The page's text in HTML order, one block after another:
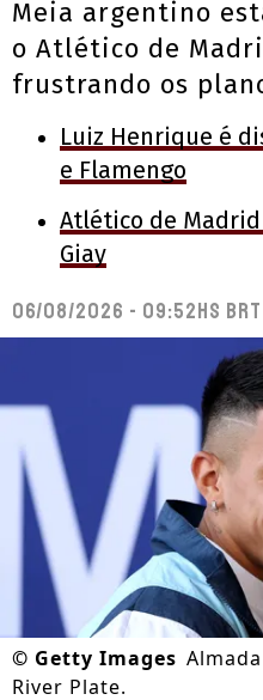
Meia argentino
o Atlético de
frustrando os
Luiz Henrique é
e Flamengo
Atlético de
Giay
06/08/2026 - 09:52hs BRT
© Getty Images
River Plate.